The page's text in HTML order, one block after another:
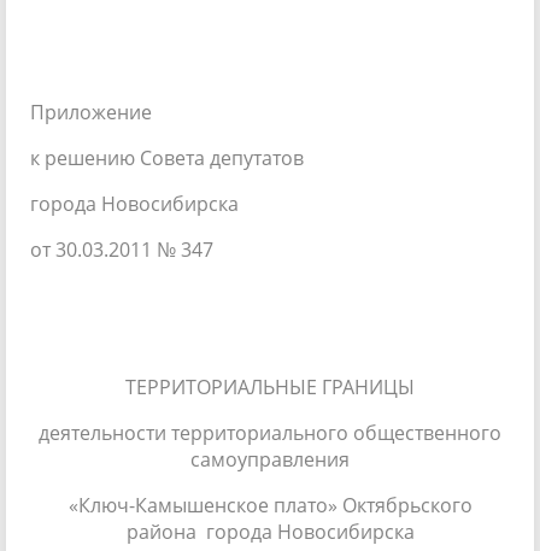
Приложение
к решению Совета депутатов
города Новосибирска
от 30.03.2011 № 347
ТЕРРИТОРИАЛЬНЫЕ ГРАНИЦЫ
деятельности территориального общественного
самоуправления
«Ключ-Камышенское плато» Октябрьского
района города Новосибирска